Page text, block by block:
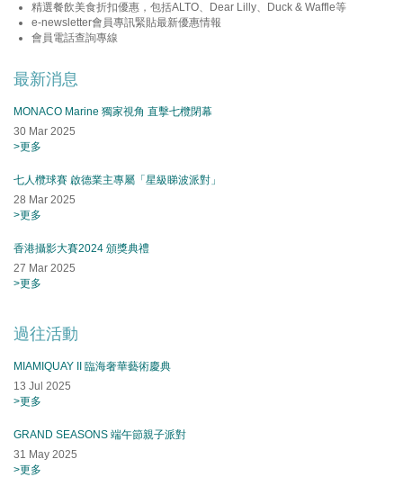
精選餐飲美食折扣優惠，包括ALTO、Dear Lilly、Duck & Waffle等
e-newsletter會員專訊緊貼最新優惠情報
會員電話查詢專線
最新消息
MONACO Marine 獨家視角 直擊七欖閉幕
30 Mar 2025
>更多
七人欖球賽 啟德業主專屬「星級睇波派對」
28 Mar 2025
>更多
香港攝影大賽2024 頒獎典禮
27 Mar 2025
>更多
過往活動
MIAMIQUAY II 臨海奢華藝術慶典
13 Jul 2025
>更多
GRAND SEASONS 端午節親子派對
31 May 2025
>更多